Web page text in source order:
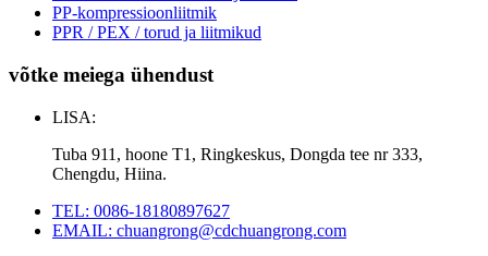
PP-kompressioonliitmik
PPR / PEX / torud ja liitmikud
võtke meiega ühendust
LISA:
Tuba 911, hoone T1, Ringkeskus, Dongda tee nr 333,
Chengdu, Hiina.
TEL: 0086-18180897627
EMAIL: chuangrong@cdchuangrong.com